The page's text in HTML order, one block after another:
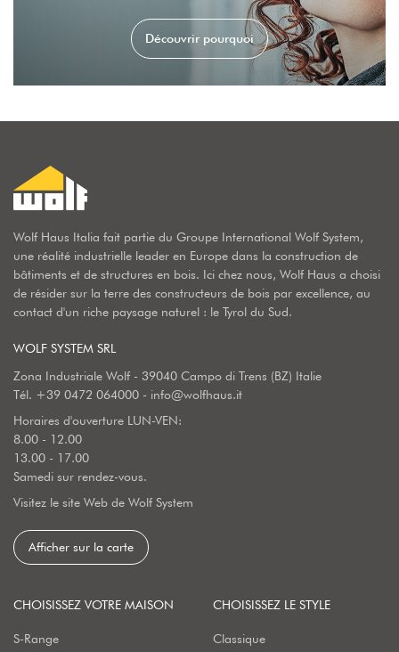
Découvrir pourquoi
Wolf Haus Italia fait partie du Groupe International Wolf System,
une réalité industrielle leader en Europe dans la construction de
bâtiments et de structures en bois. Ici chez nous, Wolf Haus a choisi
de résider sur la terre des constructeurs de bois par excellence, au
contact d'un riche paysage naturel : le Tyrol du Sud.
WOLF SYSTEM SRL
Zona Industriale Wolf - 39040 Campo di Trens (BZ) Italie
Tél. +39 0472 064000 - info@wolfhaus.it
Horaires d'ouverture LUN-VEN:
8.00 - 12.00
13.00 - 17.00
Samedi sur rendez-vous.
Visitez le site Web de Wolf System
Afficher sur la carte
CHOISISSEZ VOTRE MAISON
S-Range
CHOISISSEZ LE STYLE
Classique